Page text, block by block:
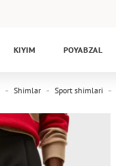
KIYIM POYABZAL
Shimlar Sport shimlari